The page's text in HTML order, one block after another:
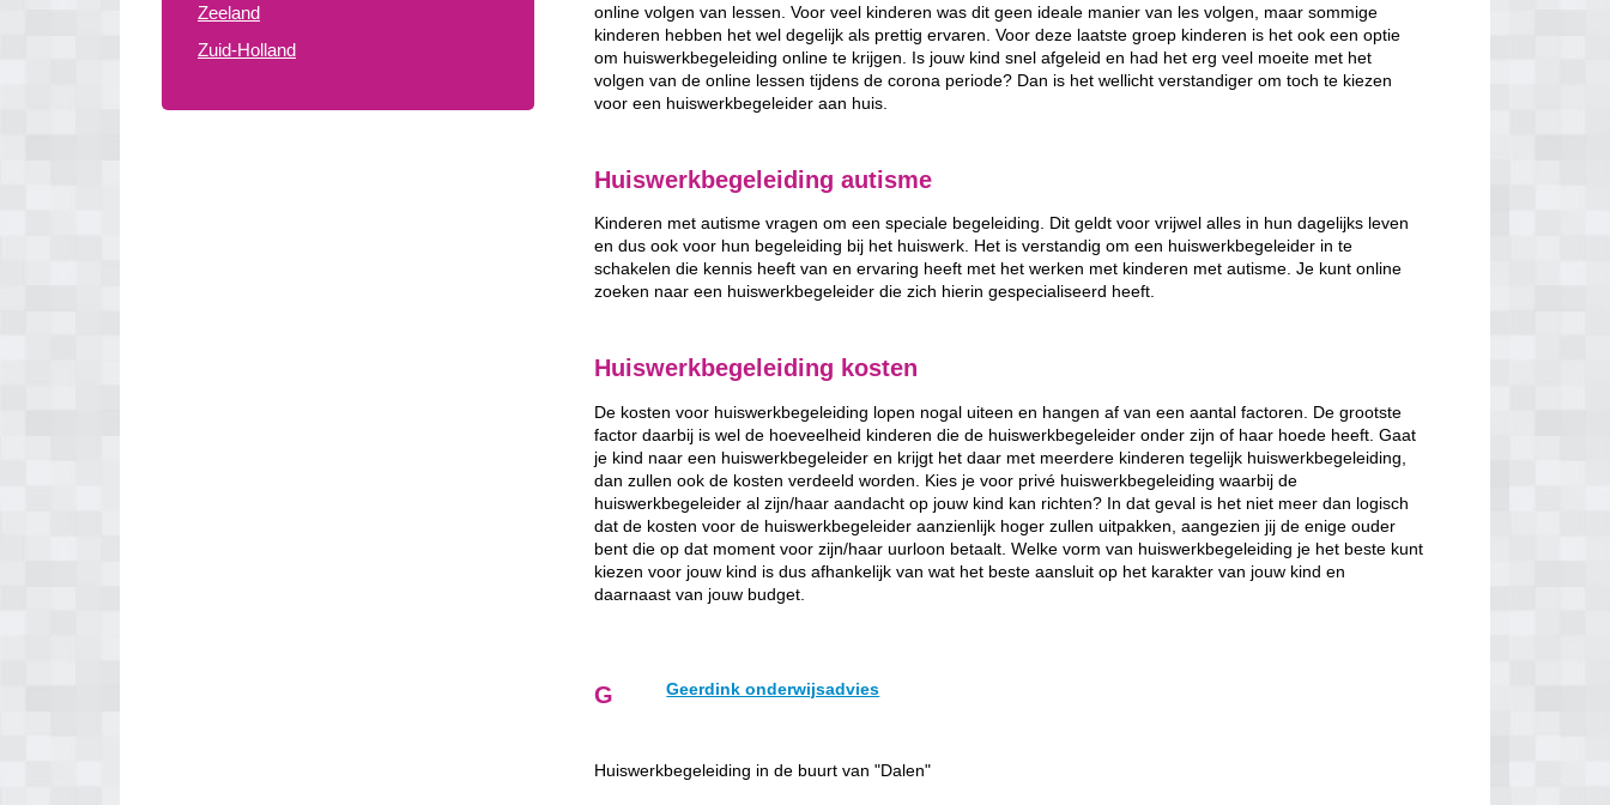
Zeeland
Zuid-Holland
online volgen van lessen. Voor veel kinderen was dit geen ideale manier van les volgen, maar sommige
kinderen hebben het wel degelijk als prettig ervaren. Voor deze laatste groep kinderen is het ook een optie
om huiswerkbegeleiding online te krijgen. Is jouw kind snel afgeleid en had het erg veel moeite met het
volgen van de online lessen tijdens de corona periode? Dan is het wellicht verstandiger om toch te kiezen
voor een huiswerkbegeleider aan huis.
Huiswerkbegeleiding autisme
Kinderen met autisme vragen om een speciale begeleiding. Dit geldt voor vrijwel alles in hun dagelijks leven
en dus ook voor hun begeleiding bij het huiswerk. Het is verstandig om een huiswerkbegeleider in te
schakelen die kennis heeft van en ervaring heeft met het werken met kinderen met autisme. Je kunt online
zoeken naar een huiswerkbegeleider die zich hierin gespecialiseerd heeft.
Huiswerkbegeleiding kosten
De kosten voor huiswerkbegeleiding lopen nogal uiteen en hangen af van een aantal factoren. De grootste
factor daarbij is wel de hoeveelheid kinderen die de huiswerkbegeleider onder zijn of haar hoede heeft. Gaat
je kind naar een huiswerkbegeleider en krijgt het daar met meerdere kinderen tegelijk huiswerkbegeleiding,
dan zullen ook de kosten verdeeld worden. Kies je voor privé huiswerkbegeleiding waarbij de
huiswerkbegeleider al zijn/haar aandacht op jouw kind kan richten? In dat geval is het niet meer dan logisch
dat de kosten voor de huiswerkbegeleider aanzienlijk hoger zullen uitpakken, aangezien jij de enige ouder
bent die op dat moment voor zijn/haar uurloon betaalt. Welke vorm van huiswerkbegeleiding je het beste kunt
kiezen voor jouw kind is dus afhankelijk van wat het beste aansluit op het karakter van jouw kind en
daarnaast van jouw budget.
G Geerdink onderwijsadvies
Huiswerkbegeleiding in de buurt van "Dalen"